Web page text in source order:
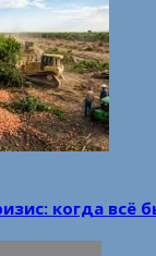
когда всё